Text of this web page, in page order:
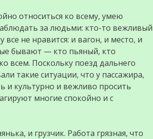
относиться ко всему, умею
за людьми: кто-то вежливый
не нравится: и вагон, и место, и
бывают — кто пьяный, кто
всем. Поскольку поезд дальнего
такие ситуации, что у пассажира,
и культурно и вежливо просить
многие спокойно и с
и грузчик. Работа грязная, что